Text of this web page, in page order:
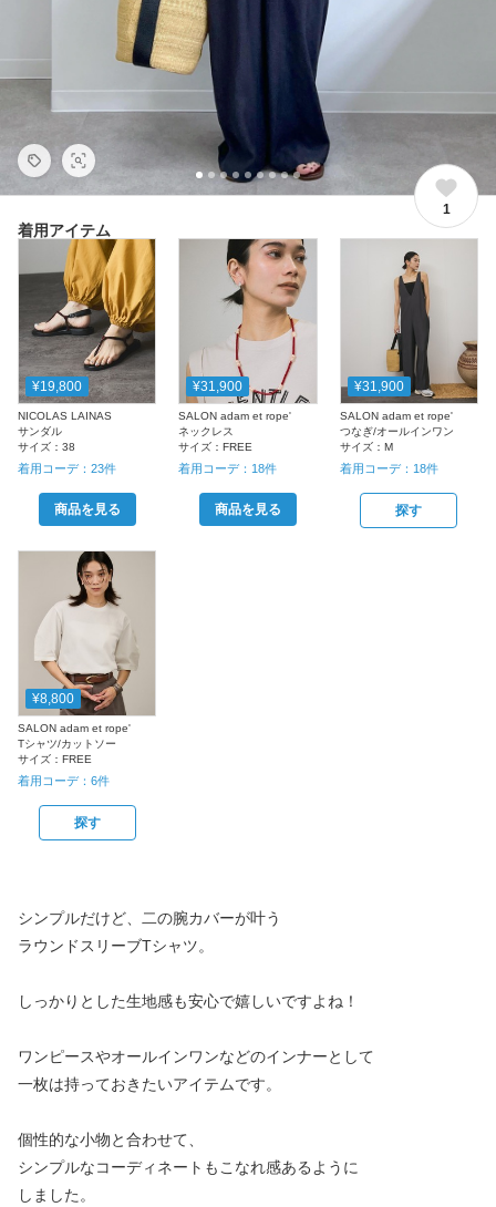
1
着用アイテム
¥19,800
NICOLAS LAINAS
サンダル
サイズ： 38
着用コーデ： 23件
商品を見る
¥31,900
SALON adam et rope'
ネックレス
サイズ：FREE
着用コーデ： 18件
商品を見る
¥31,900
SALON adam et rope'
つなぎ/オールインワン
サイズ： M
着用コーデ： 18件
探す
¥8,800
SALON adam et rope'
Tシャツ/カットソー
サイズ： FREE
着用コーデ： 6件
探す
シンプルだけど、二の腕カバーが叶う
ラウンドスリーブTシャツ。
しっかりとした生地感も安心で嬉しいですよね！
ワンピースやオールインワンなどのインナーとして
一枚は持っておきたいアイテムです。
個性的な小物と合わせて、
シンプルなコーディネートもこなれ感あるように
しました。